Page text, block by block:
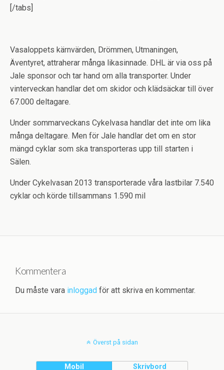
[/tabs]
Vasaloppets kärnvärden, Drömmen, Utmaningen,
Äventyret, attraherar många likasinnade. DHL är via oss på
Jale sponsor och tar hand om alla transporter. Under
vinterveckan handlar det om skidor och klädsäckar till över
67.000 deltagare.
Under sommarveckans Cykelvasa handlar det inte om lika
många deltagare. Men för Jale handlar det om en stor
mängd cyklar som ska transporteras upp till starten i
Sälen.
Under Cykelvasan 2013 transporterade våra lastbilar 7.540
cyklar och körde tillsammans 1.590 mil
Kommentera
Du måste vara inloggad för att skriva en kommentar.
Överst på sidan
Mobil Skrivbord